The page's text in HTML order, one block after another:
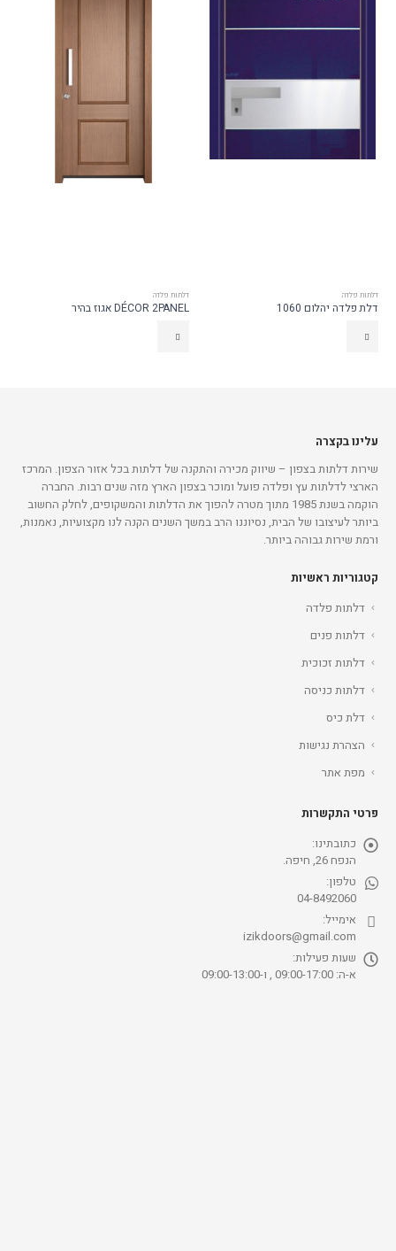
דלתות פלדה
דלת פלדה יהלום 1060
דלתות פלדה
DÉCOR 2PANEL אגוז בהיר
עלינו בקצרה
שירות דלתות בצפון – שיווק מכירה והתקנה של דלתות בכל אזור הצפון. המרכז
הארצי לדלתות עץ ופלדה פועל ומוכר בצפון הארץ מזה שנים רבות. החברה
הוקמה בשנת 1985 מתוך מטרה להפוך את הדלתות והמשקופים, לחלק החשוב
ביותר לעיצובו של הבית, נסיוננו הרב במשך השנים הקנה לנו מקצועיות, נאמנות,
ורמת שירות גבוהה ביותר.
קטגוריות ראשיות
דלתות פלדה
דלתות פנים
דלתות זכוכית
דלתות כניסה
דלת כיס
הצהרת נגישות
מפת אתר
פרטי התקשרות
כתובתינו:
הנפח 26, חיפה.
טלפון:
04-8492060
אימייל:
izikdoors@gmail.com
שעות פעילות:
א-ה: 09:00-17:00 , ו-09:00-13:00